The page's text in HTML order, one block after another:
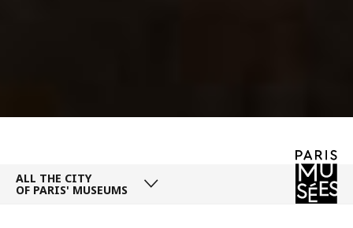
ALL THE CITY
OF PARIS' MUSEUMS